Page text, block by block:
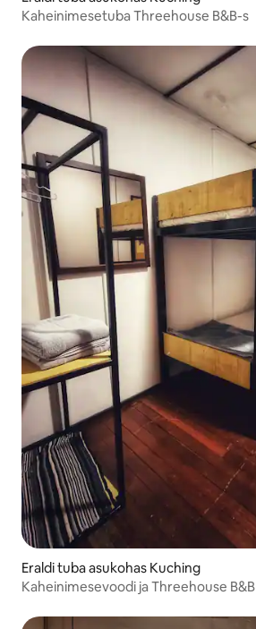
Kaheinimesetuba Threehouse B&B-s
Eraldi tuba asukohas Kuching
Kaheinimesevoodi ja Threehouse B&B